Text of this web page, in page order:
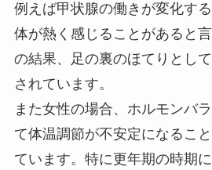
例えば甲状腺の働きが変化す
体が熱く感じることがあると
の結果、足の裏のほてりとし
されています。
また女性の場合、ホルモンバ
て体温調節が不安定になるこ
ています。特に更年期の時期